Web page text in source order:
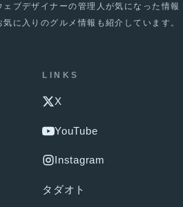
ブデザイナーの管理人が気になった情報
に入りのグルメ情報も紹介しています。
LINKS
X
YouTube
Instagram
タダオト